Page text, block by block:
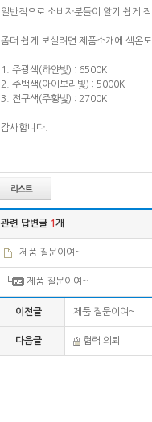
일반적으로 소비자분들이 알기 쉽게
좀더 쉽게 보실려면 제품소개에 색온
1. 주광색(하얀빛) : 6500K
2. 주백색(아이보리빛) : 5000K
3. 전구색(주황빛) : 2700K
감사합니다.
관련 답변글 1 개
제품 질문이여~
제품 질문이여~
이전글 제품 질문이여~
다음글 협력 의뢰